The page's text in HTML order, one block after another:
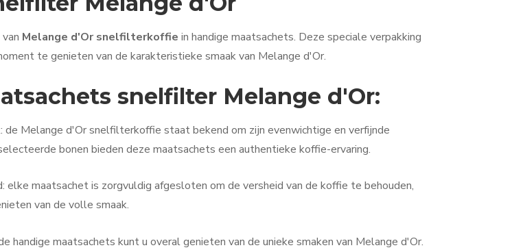
Melange d'Or snelfilterkoffie in handige maatsachets. Deze speciale verpakking
te genieten van de karakteristieke smaak van Melange d'Or.
snelfilter Melange d'Or:
de Melange d'Or snelfilterkoffie staat bekend om zijn evenwichtige en verfijnde
bonen bieden deze maatsachets een authentieke koffie-ervaring.
elke maatsachet is zorgvuldig afgesloten om de versheid van de koffie te behouden,
van de volle smaak.
handige maatsachets kunt u overal genieten van de unieke smaken van Melange d'Or.